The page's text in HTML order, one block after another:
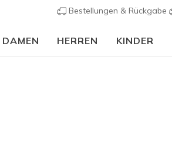
Bestellungen & Rückgabe
DAMEN HERREN KINDER